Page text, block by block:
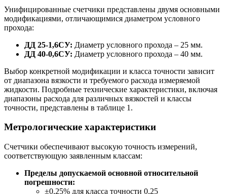
Унифицированные счетчики представлены двумя основными
модификациями, отличающимися диаметром условного
прохода:
ДД 25-1,6СУ: Диаметр условного прохода – 25 мм.
ДД 40-0,6СУ: Диаметр условного прохода – 40 мм.
Выбор конкретной модификации и класса точности зависит
от диапазона вязкости и требуемого расхода измеряемой
жидкости. Подробные технические характеристики, включая
диапазоны расхода для различных вязкостей и классы
точности, представлены в таблице 1.
Метрологические характеристики
Счетчики обеспечивают высокую точность измерений,
соответствующую заявленным классам:
Пределы допускаемой основной относительной
погрешности:
±0,25% для класса точности 0,25